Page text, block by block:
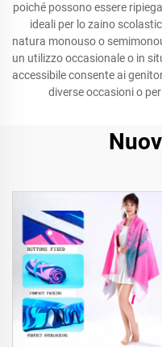
poiché possono essere
ideali per lo zaino
natura monouso o
un utilizzo occasionale o in
accessibile consente ai
diverse occasioni o